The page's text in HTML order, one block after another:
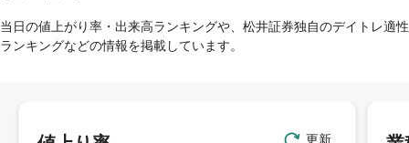
当日の値上がり率・出来高ランキングや、松井証券独自のデイトレ適性
ランキングなどの情報を掲載しています。